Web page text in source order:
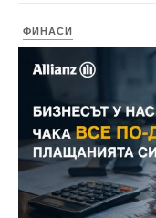
ФИНАСИ